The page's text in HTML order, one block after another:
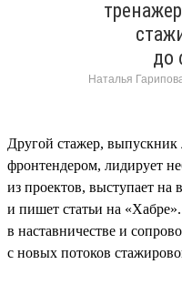
до
Наталья
Другой стажер, выпускник
фронтендером, лидирует
из проектов, выступает
и пишет статьи на
в наставничестве и
с новых потоков